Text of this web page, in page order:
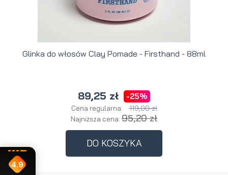
Glinka do włosów Clay Pomade - Firsthand - 88ml
89,25 zł -25%
Cena regularna: 119,00 zł
Najniższa cena: 95,20 zł
DO KOSZYKA
4.9